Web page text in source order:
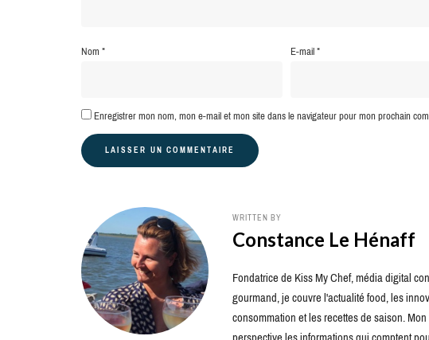
Nom* E-mail*
Enregistrer mon nom, mon e-mail et mon site dans le navigateur pour mon prochain
WRITTEN BY
Constance Le Hénaff
Fondatrice de Kiss My Chef, média digital
gourmand, je couvre l'actualité food, les
consommation et les recettes de saison.